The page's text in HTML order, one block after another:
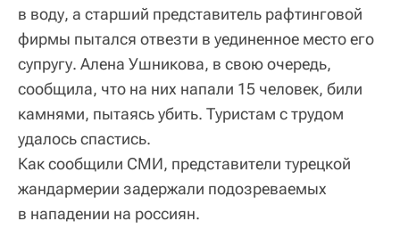
в воду, а старший представитель рафтинговой
фирмы пытался отвезти в уединенное место его
супругу. Алена Ушникова, в свою очередь,
сообщила, что на них напали 15 человек, били
камнями, пытаясь убить. Туристам с трудом
удалось спастись.
Как сообщили СМИ, представители турецкой
жандармерии задержали подозреваемых
в нападении на россиян.